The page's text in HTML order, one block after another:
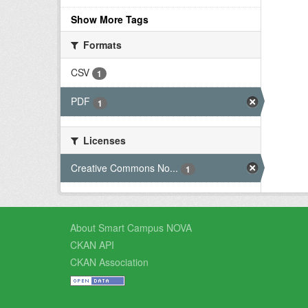
Show More Tags
Formats
CSV
1
PDF 1
Licenses
Creative Commons No...
1
About Smart Campus NOVA
CKAN API
CKAN Association